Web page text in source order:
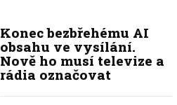
Konec bezbřehému AI
obsahu ve vysílání.
Nově ho musí televize a
rádia označovat